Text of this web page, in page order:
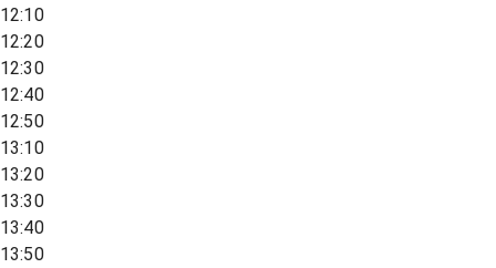
12:10
12:20
12:30
12:40
12:50
13:10
13:20
13:30
13:40
13:50